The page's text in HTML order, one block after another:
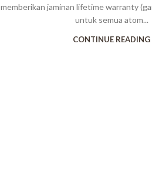
memberikan jaminan lifetime warranty
untuk semua atom...
CONTINUE READING